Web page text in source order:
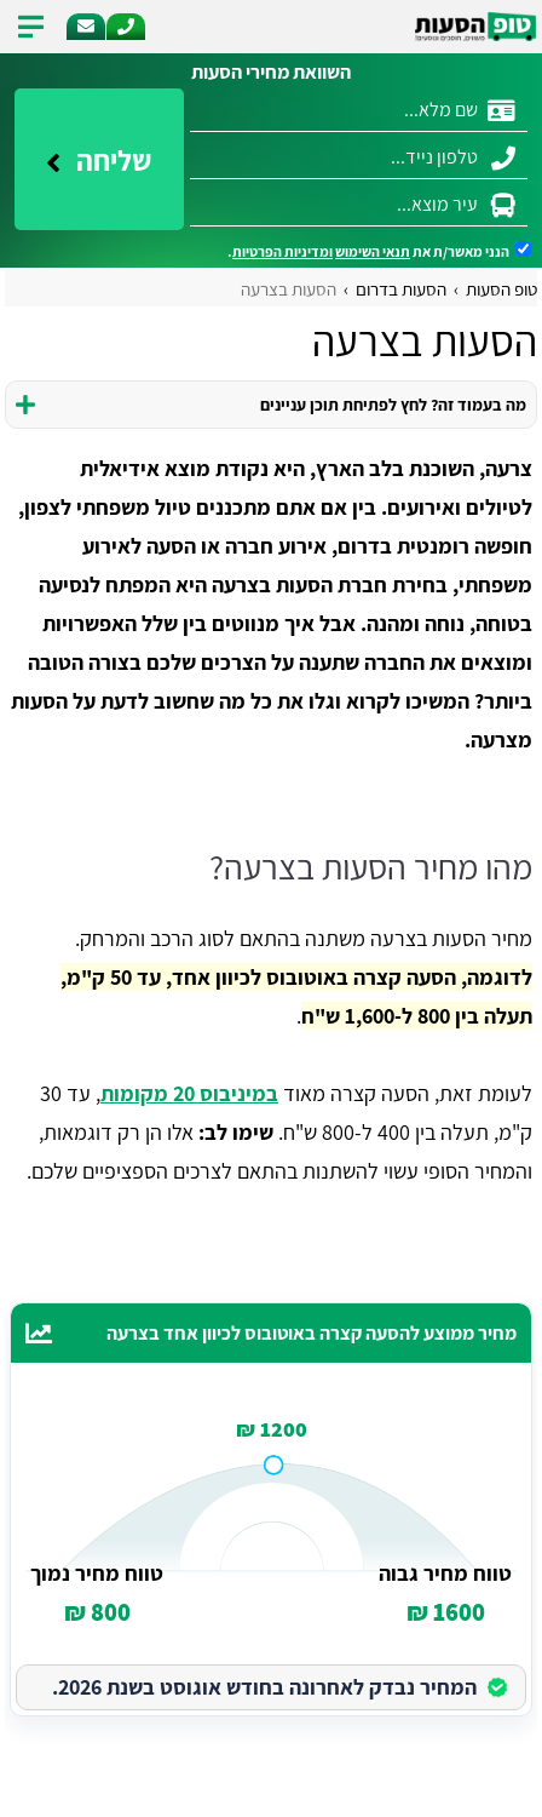
השוואת מחירי הסעות
שליחה
הנני מאשר/ת את תנאי השימושומדיניות הפרטיות.
טופ הסעות הסעות בדרום הסעות בצרעה
הסעות בצרעה
מה בעמוד זה? לחץ לפתיחת תוכן עניינים
צרעה, השוכנת בלב הארץ, היא נקודת מוצא אידיאלית
לטיולים ואירועים. בין אם אתם מתכננים טיול משפחתי לצפון,
חופשה רומנטית בדרום, אירוע חברה או הסעה לאירוע
משפחתי, בחירת חברת הסעות בצרעה היא המפתח לנסיעה
בטוחה, נוחה ומהנה. אבל איך מנווטים בין שלל האפשרויות
ומוצאים את החברה שתענה על הצרכים שלכם בצורה הטובה
ביותר? המשיכו לקרוא וגלו את כל מה שחשוב לדעת על הסעות
מצרעה.
מהו מחיר הסעות בצרעה?
מחיר הסעות בצרעה משתנה בהתאם לסוג הרכב והמרחק.
לדוגמה, הסעה קצרה באוטובוס לכיוון אחד, עד 50 ק"מ,
תעלה בין 800 ל-1,600 ש"ח
.
לעומת זאת, הסעה קצרה מאוד במיניבוס 20 מקומות
, עד 30
ק"מ, תעלה בין 400 ל-800 ש"ח.
שימו לב: אלו הן רק דוגמאות,
והמחיר הסופי עשוי להשתנות בהתאם לצרכים הספציפיים שלכם.
מחיר ממוצע להסעה קצרה באוטובוס לכיוון אחד בצרעה
1200 ₪
טווח מחיר גבוה
1600 ₪
טווח מחיר נמוך
800 ₪
המחיר נבדק לאחרונה בחודש אוגוסט בשנת 2026.